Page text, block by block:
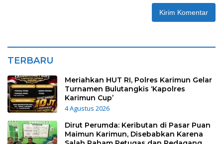
TERBARU
Meriahkan HUT RI, Polres Karimun Gelar
Turnamen Bulutangkis ‘Kapolres
Karimun Cup’
4 Agustus 2026
Dirut Perumda: Keributan di Pasar Puan
Maimun Karimun, Disebabkan Karena